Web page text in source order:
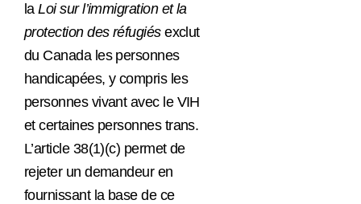
laLoi sur l’immigration et la
protection des réfugiésexclut
du Canada les personnes
handicapées, y compris les
personnes vivant avec le VIH
et certaines personnes trans.
L’article 38(1)(c) permet de
rejeterun demandeur en
fournissant la base de ce